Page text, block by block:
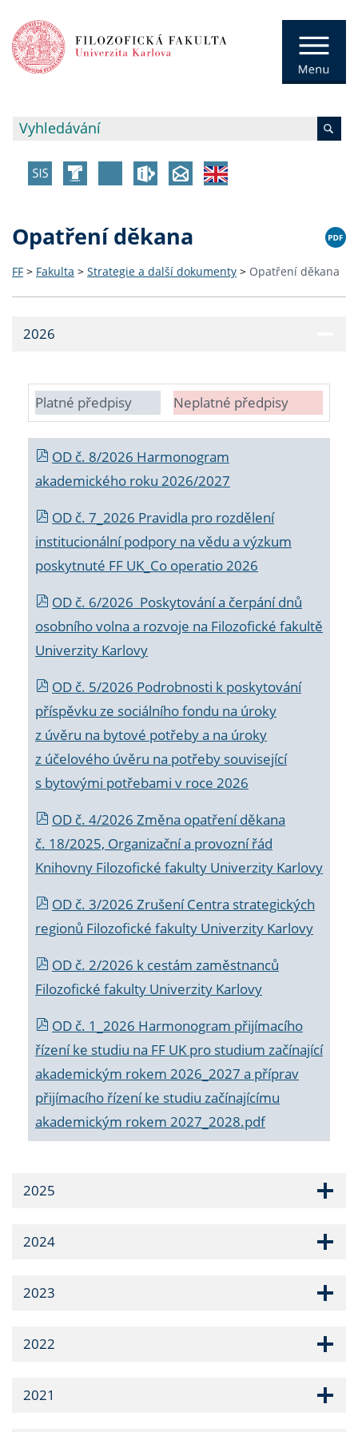
Opatření děkana
FF > Fakulta > Strategie a další dokumenty > Opatření děkana
2026
Platné předpisy Neplatné předpisy
OD č. 8/2026 Harmonogram
akademického roku 2026/2027
OD č. 7_2026 Pravidla pro rozdělení
institucionální podpory na vědu a výzkum
poskytnuté FF UK_Co operatio 2026
OD č. 6/2026 Poskytování a čerpání dnů
osobního volna a rozvoje na Filozofické fakultě
Univerzity Karlovy
OD č. 5/2026 Podrobnosti k poskytování
příspěvku ze sociálního fondu na úroky
z úvěru na bytové potřeby a na úroky
z účelového úvěru na potřeby související
s bytovými potřebami v roce 2026
OD č. 4/2026 Změna opatření děkana
č. 18/2025, Organizační a provozní řád
Knihovny Filozofické fakulty Univerzity Karlovy
OD č. 3/2026 Zrušení Centra strategických
regionů Filozofické fakulty Univerzity Karlovy
OD č. 2/2026 k cestám zaměstnanců
Filozofické fakulty Univerzity Karlovy
OD č. 1_2026 Harmonogram přijímacího
řízení ke studiu na FF UK pro studium začínající
akademickým rokem 2026_2027 a příprav
přijímacího řízení ke studiu začínajícímu
akademickým rokem 2027_2028.pdf
2025
2024
2023
2022
2021